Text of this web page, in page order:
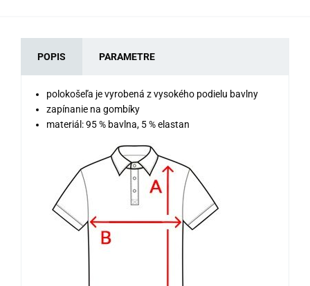
POPIS PARAMETRE
polokošeľa je vyrobená z vysokého podielu bavlny
zapínanie na gombíky
materiál: 95 % bavlna, 5 % elastan